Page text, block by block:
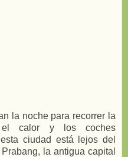
la noche para recorrer la
calor y los coches
ciudad está lejos del
la antigua capital